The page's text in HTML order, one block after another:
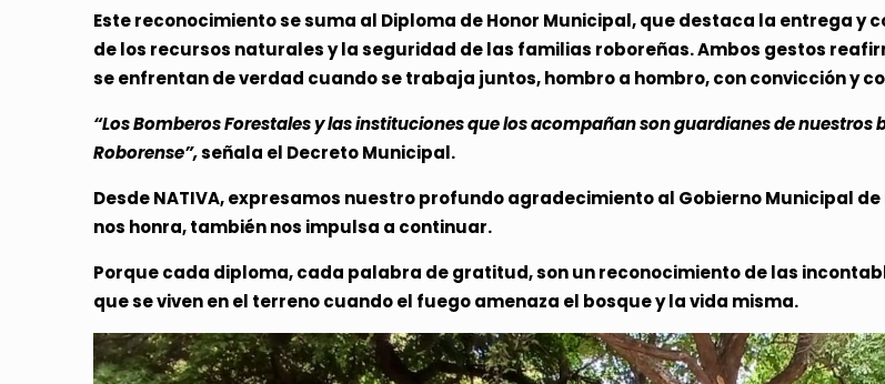
Este reconocimiento se suma al Diploma de Honor Municipal, que destaca la entrega y
de los recursos naturales y la seguridad de las familias roboreñas. Ambos gestos
se enfrentan de verdad cuando se trabaja juntos, hombro a hombro, con convicción y
“Los Bomberos Forestales y las instituciones que los acompañan son guardianes de
Roborense”,señala el Decreto Municipal.
Desde NATIVA, expresamos nuestro profundo agradecimiento al Gobierno Municipal
nos honra, también nos impulsa a continuar.
Porque cada diploma, cada palabra de gratitud, son un reconocimiento de las
que se viven en el terreno cuando el fuego amenaza el bosque y la vida misma.